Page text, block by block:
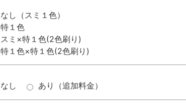
なし（スミ１色）
特１色
スミ×特１色(2色刷り)
特１色×特１色(2色刷り)
なし あり（追加料金）